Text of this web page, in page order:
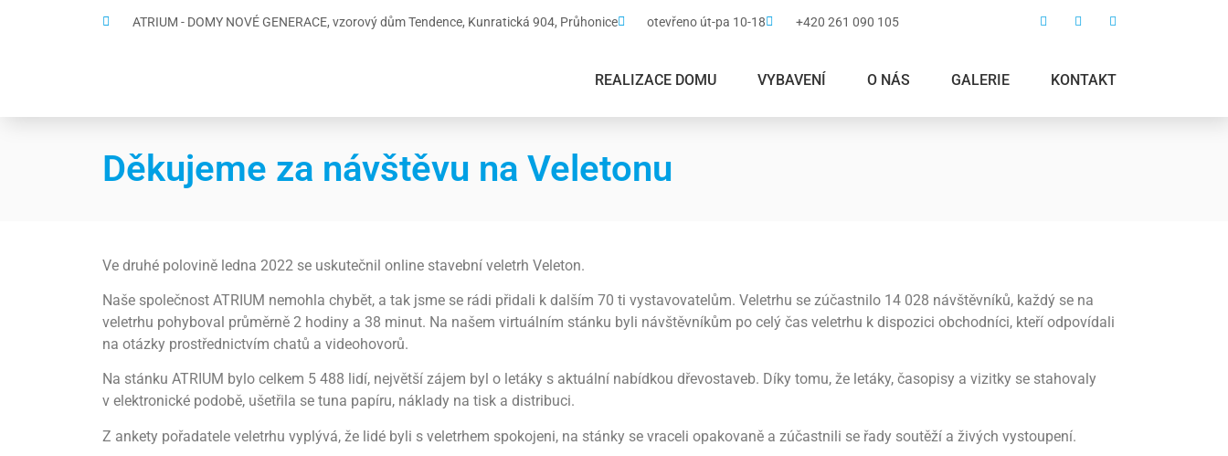
ATRIUM - DOMY NOVÉ GENERACE, vzorový dům Tendence, Kunratická 904, Průhonice otevřeno út-pa 10-18 +420 261 090 105
REALIZACE DOMU VYBAVENÍ O NÁS GALERIE KONTAKT
Děkujeme za návštěvu na Veletonu
Ve druhé polovině ledna 2022 se uskutečnil online stavební veletrh Veleton.
Naše společnost ATRIUM nemohla chybět, a tak jsme se rádi přidali k dalším 70 ti vystavovatelům. Veletrhu se zúčastnilo 14 028 návštěvníků, každý se na
veletrhu pohyboval průměrně 2 hodiny a 38 minut. Na našem virtuálním stánku byli návštěvníkům po celý čas veletrhu k dispozici obchodníci, kteří odpovídali
na otázky prostřednictvím chatů a videohovorů.
Na stánku ATRIUM bylo celkem 5 488 lidí, největší zájem byl o letáky s aktuální nabídkou dřevostaveb. Díky tomu, že letáky, časopisy a vizitky se stahovaly
v elektronické podobě, ušetřila se tuna papíru, náklady na tisk a distribuci.
Z ankety pořadatele veletrhu vyplývá, že lidé byli s veletrhem spokojeni, na stánky se vraceli opakovaně a zúčastnili se řady soutěží a živých vystoupení.